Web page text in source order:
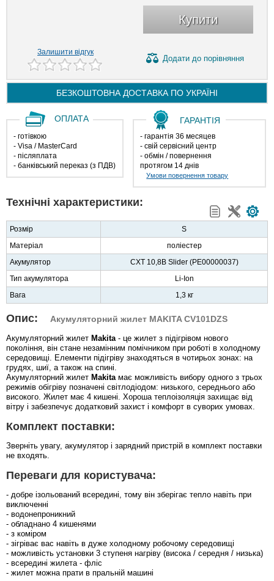
Купити
Залишити відгук
Додати до порівняння
БЕЗКОШТОВНА ДОСТАВКА ПО УКРАЇНІ
ОПЛАТА
- готівкою
- Visa / MasterCard
- післяплата
- банківський переказ (з ПДВ)
ГАРАНТІЯ
- гарантія 36 месяцев
- свій сервісний центр
- обмін / повернення
протягом 14 днів
Умови повернення товару
Технічні характеристики:
Розмір
S
Матеріал
поліестер
Акумулятор
CXT 10,8В Slider (PE00000037)
Тип акумулятора
Li-Ion
Вага
1,3 кг
Опис: Акумуляторний жилет MAKITA CV101DZS
Акумуляторний жилет Makita - це жилет з підігрівом нового
покоління, він стане незамінним помічником при роботі в холодному
середовищі. Елементи підігріву знаходяться в чотирьох зонах: на
грудях, шиї, а також на спині.
Акумуляторний жилет Makita має можливість вибору одного з трьох
режимів обігріву позначені світлодіодом: низького, середнього або
високого. Жилет має 4 кишені. Хороша теплоізоляція захищає від
вітру і забезпечує додатковий захист і комфорт в суворих умовах.
Комплект поставки:
Зверніть увагу, акумулятор і зарядний пристрій в комплект поставки
не входять.
Переваги для користувача:
- добре ізольований всередині, тому він зберігає тепло навіть при
виключенні
- водонепроникний
- обладнано 4 кишенями
- з коміром
- зігріває вас навіть в дуже холодному робочому середовищі
- можливість установки 3 ступеня нагріву (висока / середня / низька)
- всередині жилета - фліс
- жилет можна прати в пральній машині